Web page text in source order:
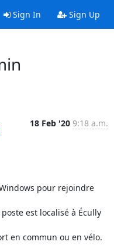
Sign In Sign Up
18 Feb '20 9:18 a.m.
pour rejoindre
est localisé à Écully
en commun ou en vélo.